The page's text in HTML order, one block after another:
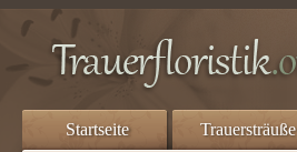
Startseite Trauersträuße